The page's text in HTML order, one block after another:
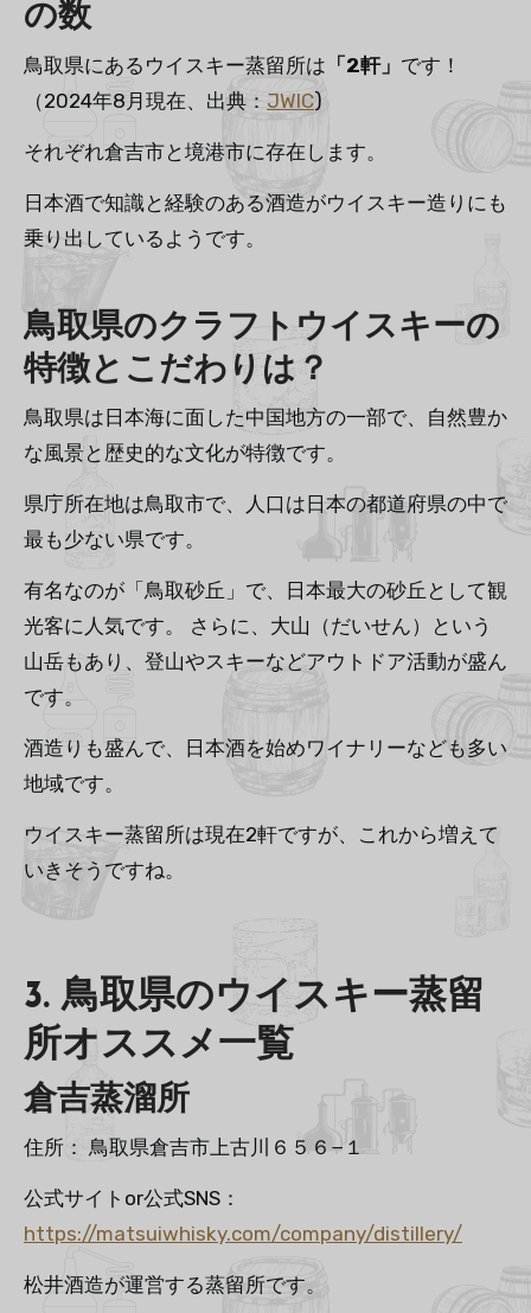
の数
鳥取県にあるウイスキー蒸留所は 「2軒」 です！
（2024年8月現在、出典： JWIC)
それぞれ倉吉市と境港市に存在します。
日本酒で知識と経験のある酒造がウイスキー造りにも
乗り出しているようです。
鳥取県のクラフトウイスキーの
特徴とこだわりは？
鳥取県は日本海に面した中国地方の一部で、自然豊か
な風景と歴史的な文化が特徴です。
県庁所在地は鳥取市で、人口は日本の都道府県の中で
最も少ない県です。
有名なのが「鳥取砂丘」で、日本最大の砂丘として観
光客に人気です。 さらに、大山（だいせん）という
山岳もあり、登山やスキーなどアウトドア活動が盛ん
です。
酒造りも盛んで、日本酒を始めワイナリーなども多い
地域です。
ウイスキー蒸留所は現在2軒ですが、これから増えて
いきそうですね。
3. 鳥取県のウイスキー蒸留
所オススメ一覧
倉吉蒸溜所
住所： 鳥取県倉吉市上古川６５６−１
公式サイトor公式SNS：
https://matsuiwhisky.com/company/distillery/
松井酒造が運営する蒸留所です。